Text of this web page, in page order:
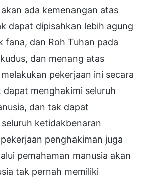
ada kemenangan atas
dapat dipisahkan lebih agung
fana, dan Roh Tuhan pada
dan menang atas
pekerjaan ini secara
dapat menghakimi seluruh
dan tak dapat
ketidakbenaran
penghakiman juga
pemahaman manusia akan
tak pernah memiliki